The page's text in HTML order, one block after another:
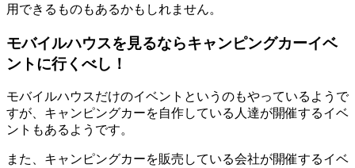
用できるものもあるかもしれません。
モバイルハウスを見るならキャンピングカーイベ
ントに行くべし！
モバイルハウスだけのイベントというのもやっているようで
すが、キャンピングカーを自作している人達が開催するイベ
ントもあるようです。
また、キャンピングカーを販売している会社が開催するイベ